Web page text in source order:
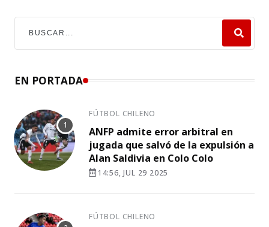
EN PORTADA
FÚTBOL CHILENO
ANFP admite error arbitral en
jugada que salvó de la expulsión a
Alan Saldivia en Colo Colo
14:56, JUL 29 2025
FÚTBOL CHILENO